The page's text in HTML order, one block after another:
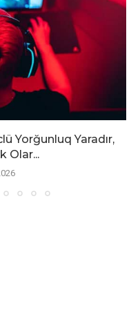
Yorğunluq Yaradır,
Olar...